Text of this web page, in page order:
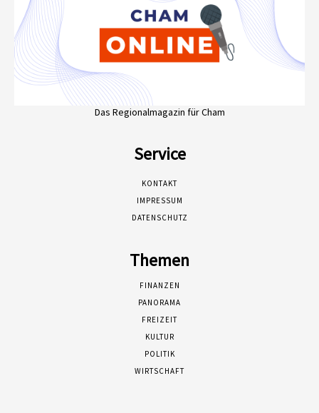
Das Regionalmagazin für Cham
Service
KONTAKT
IMPRESSUM
DATENSCHUTZ
Themen
FINANZEN
PANORAMA
FREIZEIT
KULTUR
POLITIK
WIRTSCHAFT